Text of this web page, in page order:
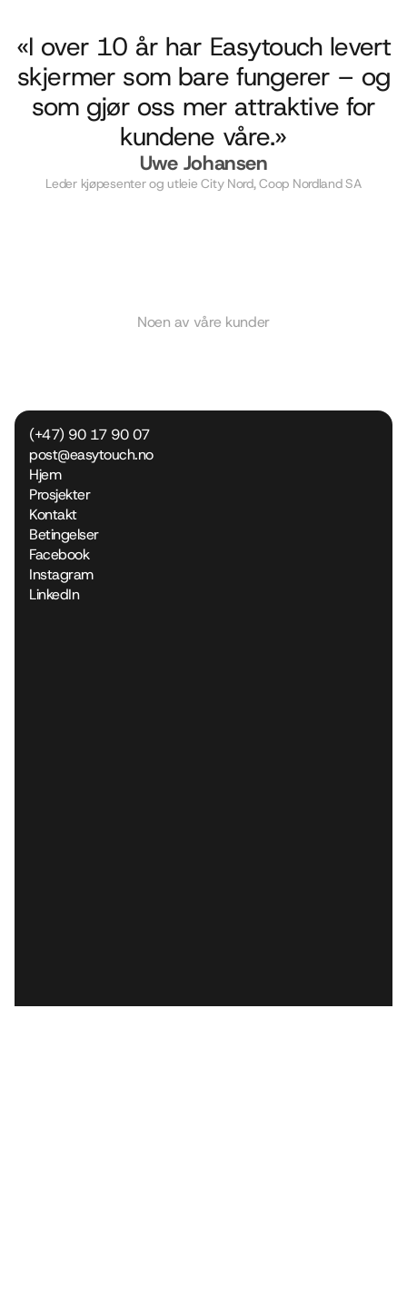
«I over 10 år har Easytouch levert
skjermer som bare fungerer – og
som gjør oss mer attraktive for
kundene våre.»
Uwe Johansen
Leder kjøpesenter og utleie City Nord, Coop Nordland SA
Noen av våre kunder
(+47) 90 17 90 07
post@easytouch.no
Hjem
Prosjekter
Kontakt
Betingelser
Facebook
Instagram
LinkedIn